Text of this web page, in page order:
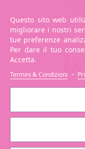
Questo sito web
migliorare i nostri
tue preferenze
Per dare il tuo
Accetta.
Termini & Condizioni -
© 2026 LELLI